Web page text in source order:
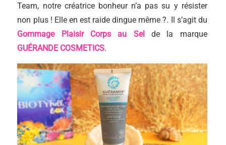
Team, notre créatrice bonheur n’a pas su y résister
non plus ! Elle en est raide dingue même ?. Il s’agit du
Gommage Plaisir Corps au Selde la marque
GUÉRANDE COSMETICS.